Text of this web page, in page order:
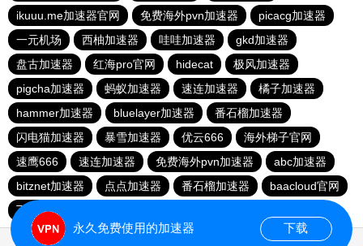
ikuuu.me加速器官网
免费海外pvn加速器
picacg加速器
一元机场
西柚加速器 哇哇加速器
gkd加速器
盘古加速器
红海pro官网 hidecat
极风加速器
pigcha加速器
蚂蚁加速器 速连加速器
橘子加速器
hammer加速器
bluelayer加速器
番石榴加速器
闪电猫加速器
暴雪加速器 优云666
海外梯子官网
速鹰666
速连加速器 免费海外pvn加速器
abc加速器
bitznet加速器
点点加速器 番石榴加速器
baacloud官网
飞兔加速器
永久免费使用的加速器 下载